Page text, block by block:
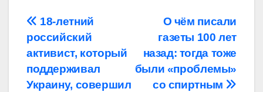
Навигация
по
записям
О чём писали
газеты 100 лет
назад: тогда тоже
были «проблемы»
со спиртным
18-летний
российский
активист, который
поддерживал
Украину, совершил